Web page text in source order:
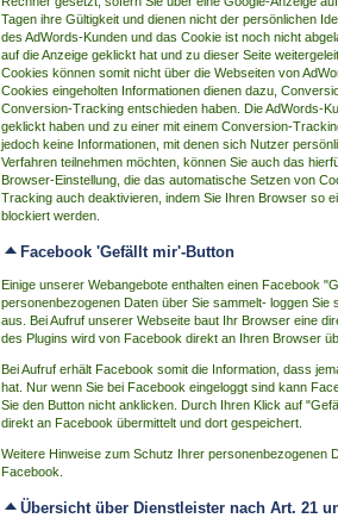
Tagen ihre Gültigkeit und dienen nicht der persönlichen
des AdWords-Kunden und das Cookie ist noch nicht
auf die Anzeige geklickt hat und zu dieser Seite
Cookies können somit nicht über die Webseiten von
Cookies eingeholten Informationen dienen dazu,
Conversion-Tracking entschieden haben. Die AdWords-
geklickt haben und zu einer mit einem Conversion-
jedoch keine Informationen, mit denen sich Nutzer
Verfahren teilnehmen möchten, können Sie auch das
Browser-Einstellung, die das automatische Setzen von
Tracking auch deaktivieren, indem Sie Ihren Browser so
blockiert werden.
Facebook 'Gefällt mir'-Button
Einige unserer Webangebote enthalten einen Facebook
personenbezogenen Daten über Sie sammelt- loggen
aus. Bei Aufruf unserer Webseite baut Ihr Browser eine
des Plugins wird von Facebook direkt an Ihren Browser
Bei Aufruf erhält Facebook somit die Information, dass
hat. Nur wenn Sie bei Facebook eingeloggt sind kann
Sie den Button nicht anklicken. Durch Ihren Klick auf
direkt an Facebook übermittelt und dort gespeichert.
Weitere Hinweise zum Schutz Ihrer personenbezogenen
Facebook.
Übersicht über Dienstleister nach Art. 21